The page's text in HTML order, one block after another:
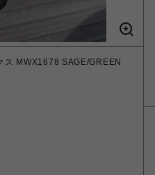
MWX1678 SAGE/GREEN